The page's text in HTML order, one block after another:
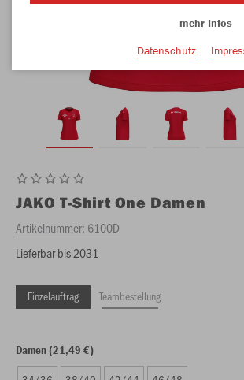
JAKO T-Shirt One Damen
Artikelnummer: 6100D
Lieferbar bis 2031
Einzelauftrag Teambestellung
Damen (21,49 €)
mehr Infos
Datenschutz